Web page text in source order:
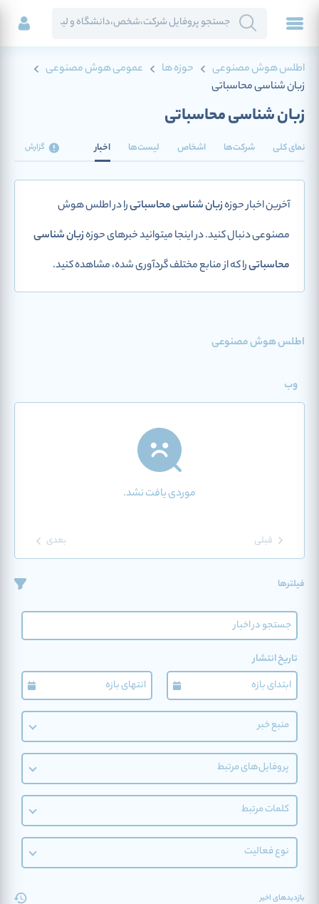
اطلس هوش مصنوعی حوزه ها
عمومی هوش مصنوعی
زبان شناسی محاسباتی
زبان شناسی محاسباتی
نمای کلی شرکت‌ها اشخاص لیست‌ها اخبار گزارش
آخرین اخبار حوزهزبان شناسی محاسباتیرا در اطلس هوش
مصنوعی دنبال کنید. در اینجا میتوانید خبرهای حوزهزبان شناسی
محاسباتیرا که از منابع مختلف گردآوری شده، مشاهده کنید.
اطلس هوش مصنوعی
وب
موردی یافت نشد.
قبلی بعدی
فیلترها
تاریخ انتشار
منبع خبر
پروفایل‌های مرتبط
کلمات مرتبط
نوع فعالیت
بازدیدهای اخیر